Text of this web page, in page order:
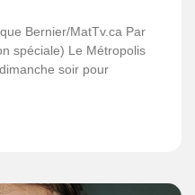
Bernier/MatTv.ca Par
spéciale) Le Métropolis
soir pour